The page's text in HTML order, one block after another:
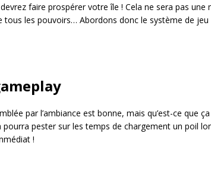
faire prospérer votre île ! Cela ne sera pas une
tous les pouvoirs… Abordons donc le système de jeu
par l’ambiance est bonne, mais qu’est-ce que
pester sur les temps de chargement un poil
!